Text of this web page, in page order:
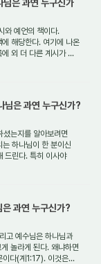
은 과연 누구신가
와 예언의 책이다.
해당한다. 여기에 나온
외 더 다른 계시가 ...
은 과연 누구신가?
는지를 알아보려면
하나님이 한 분이신
드린다. 특히 이사야
과연 누구신가?
고 예수님은 하나님과
놀라게 된다. 왜냐하면
이다(계1:17). 이것은...